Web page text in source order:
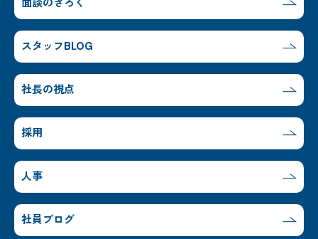
面談のきろく
スタッフBLOG
社長の視点
採用
人事
社員ブログ